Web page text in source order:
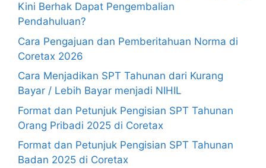
Kini Berhak Dapat Pengembalian
Pendahuluan?
Cara Pengajuan dan Pemberitahuan Norma di
Coretax 2026
Cara Menjadikan SPT Tahunan dari Kurang
Bayar / Lebih Bayar menjadi NIHIL
Format dan Petunjuk Pengisian SPT Tahunan
Orang Pribadi 2025 di Coretax
Format dan Petunjuk Pengisian SPT Tahunan
Badan 2025 di Coretax